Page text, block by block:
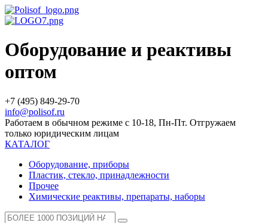
Оборудование и реактивы
оптом
+7 (495) 849-29-70
info@polisof.ru
Работаем в обычном режиме с 10-18, Пн-Пт. Отгружаем
только юридическим лицам
КАТАЛОГ
Оборудование, приборы
Пластик, стекло, принадлежности
Прочее
Химические реактивы, препараты, наборы